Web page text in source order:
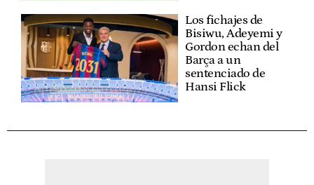
Los fichajes de
Bisiwu, Adeyemi y
Gordon echan del
Barça a un
sentenciado de
Hansi Flick